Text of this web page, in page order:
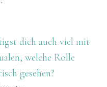
dich auch viel mit
welche Rolle
gesehen?